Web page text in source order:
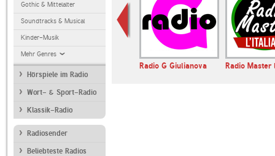
Gothic & Mittelalter
Soundtracks & Musical
Kinder-Musik
Mehr Genres
Hörspiele im Radio
Wort- & Sport-Radio
Klassik-Radio
Radiosender
Beliebteste Radios
ANTENNE BAYERN Radio G Giulianova Radio